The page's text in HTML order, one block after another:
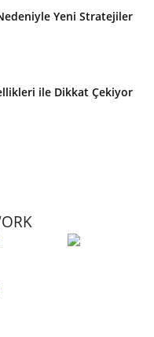
Yeni Stratejiler
ile Dikkat Çekiyor